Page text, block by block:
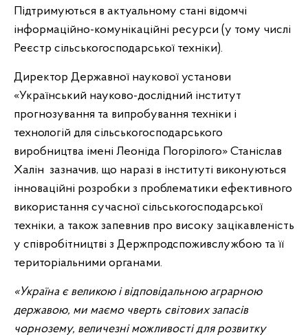
Підтримуються в актуальному стані відомчі
інформаційно-комунікаційні ресурси (у тому числі
Реєстр сільськогосподарської техніки).
Директор Державної наукової установи
«Український науково-дослідний інститут
прогнозування та випробування техніки і
технологій для сільськогосподарського
виробництва імені Леоніда Погорілого» Станіслав
Халін зазначив, що наразі в інституті виконуються
інноваційні розробки з проблематики ефективного
використання сучасної сільськогосподарської
техніки, а також запевнив про високу зацікавленість
у співробітництві з Держпродспоживслужбою та її
територіальними органами.
«Україна є великою і відповідальною аграрною
державою, ми маємо чверть світових запасів
чорнозему, величезні можливості для розвитку